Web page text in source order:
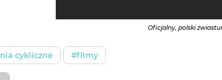
Oficjalny, polski
cykliczne #filmy